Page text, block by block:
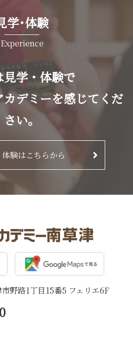
学･体験
Experience
見学・体験で
カデミーを感じてくだ
さい。
体験はこちらから
野路1丁目15番5 フェリエ6F